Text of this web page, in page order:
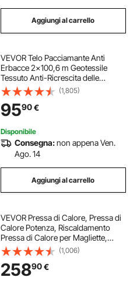
Aggiungi al carrello
VEVOR Telo Pacciamante Anti
Erbacce 2x100,6 m Geotessile
Tessuto Anti-Ricrescita delle
Erbacce Sotto Ghiaia 108 g/m², Telo
PP Permeabile Resistente agli
Strappi per Paesaggistica,
Copertura Terreno
(1,805)
9590€
Disponibile
Consegna:non appena Ven.
Ago. 14
Aggiungi al carrello
VEVOR Pressa di Calore, Pressa di
Calore Potenza, Riscaldamento
Pressa di Calore per Magliette,
Stampante Digitale Sublimazione
Industriale per Vinile Trasferimento
Termico, Nero,406 x 510 mm,
1700W
(1,006)
25890€